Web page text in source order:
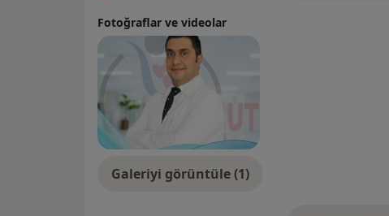
Fotoğraflar ve videolar
Galeriyi görüntüle (1)